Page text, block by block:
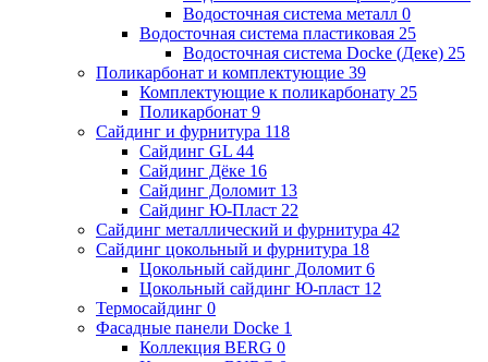
Водосточная система металл 0
Водосточная система пластиковая 25
Водосточная система Docke (Деке) 25
Поликарбонат и комплектующие 39
Комплектующие к поликарбонату 25
Поликарбонат 9
Сайдинг и фурнитура 118
Сайдинг GL 44
Сайдинг Дёке 16
Сайдинг Доломит 13
Сайдинг Ю-Пласт 22
Сайдинг металлический и фурнитура 42
Сайдинг цокольный и фурнитура 18
Цокольный сайдинг Доломит 6
Цокольный сайдинг Ю-пласт 12
Термосайдинг 0
Фасадные панели Docke 1
Коллекция BERG 0